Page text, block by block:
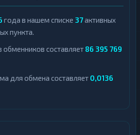
года в нашем списке 37активных
пункта.
составляет 86 395 769
для обмена составляет 0,0136